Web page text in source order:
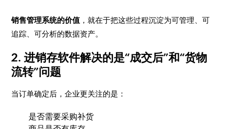
销售管理系统的价值 ，就在于把这些过程沉淀为可管理、可
追踪、可分析的数据资产。
2. 进销存软件解决的是“成交后”和“货物
流转”问题
当订单确定后，企业更关注的是：
是否需要采购补货